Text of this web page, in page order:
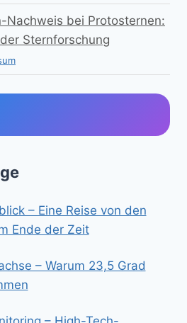
Nachweis bei Protosternen:
Sternforschung
– Eine Reise von den
Ende der Zeit
– Warum 23,5 Grad